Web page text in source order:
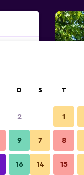
Edifício
D
2
9
16
S T
1
7 8
14 15